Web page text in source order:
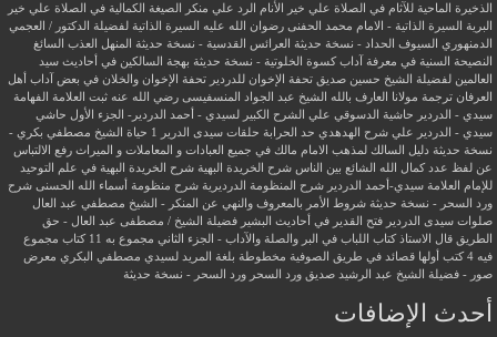
الذخيرة الماحية للآثام في الصلاة علي خير الأنام
الرد علي منكر الصيغة الكمالية في الصلاة علي خير
البرية
السيرة الذاتية - الامام محمد الحفنى رضوان الله عليه
السيرة الذاتية لفضيلة الدكتور / العجمي
الدمنهوري
السيوف الحداد - نسخة حديثة العرائس القدسية - نسخة حديثة
المنهل العذب السائغ
النصيحة السنية في معرفة آداب كسوة الخلوتية - نسخة حديثة بهجة السالكين في أحاديث سيد
العالمين لفضيلة الشيخ حسين صديق
تحفة الإخوان للدردير تحفة الإخوان والخلان في بعض آداب أهل
العرفان ترجمة مولانا العارف بالله الشيخ عبد الجواد المنسفيسى رضي الله عنه ثبت العلامة الفهامة
سيدي - الدردير
حاشية الدسوقي علي الشرح الكبير لسيدي - أحمد الدردير- الجزء الأول حاشي
سيدي - الدردير علي شرح الهدهدي حد الحرابة حلقات سيدى الدرير 1
حياة الشيخ مصطفي بكري -
نسخة حديثة دليل السالك لمذهب الامام مالك في جميع العبادات و المعاملات و الميراث رفع الالتباس
عن لفظ عدد كمال الله الشائع بين الناس شرح الخريدة البهية شرح الخريدة البهية في علم التوحيد
للإمام العلامة سيدي-أحمد الدردير شرح المنظومة الدرديرية شرح منظومة أسماء الله الحسنى شرح
ورد السحر - نسخة حديثة شروط الأمر بالمعروف والنهي عن المنكر - الشيخ مصطفي عبد العال
صلوات سيدى الدردير فتح القدير في أحاديث البشير فضيلة الشيخ / مصطفى عبد العال - حق
الطريق
قال الاستاذ كتاب اللباب في البر والصلة والآداب - الجزء الثاني مجموع به 11 كتاب
مجموع
فيه 4 كتب أولها قصائد في طريق الصوفية
مخطوطة بلغة المريد لسيدي مصطفي البكري معرض
صور - فضيلة الشيخ عبد الرشيد صديق
ورد السحر ورد السحر - نسخة حديثة
أحدث الإضافات